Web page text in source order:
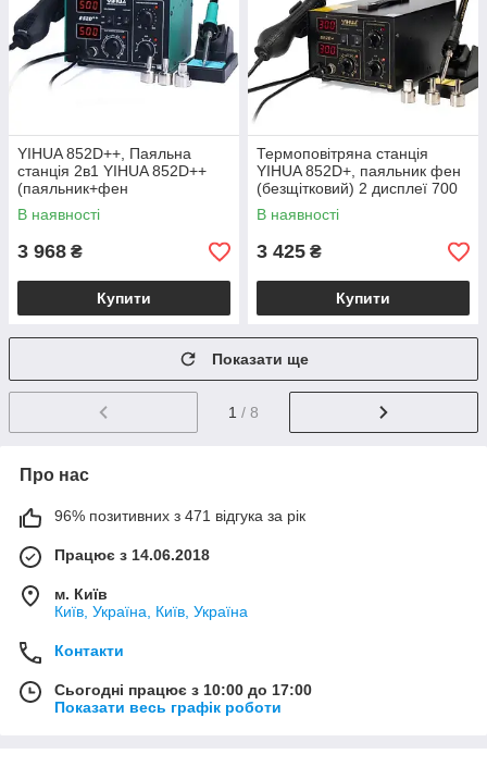
YIHUA 852D++, Паяльна
станція 2в1 YIHUA 852D++
(паяльник+фен
(безщітковий)), 2 дисплея
В наявності
3 968 ₴
Купити
Термоповітряна станція
YIHUA 852D+, паяльник фен
(безщітковий) 2 дисплеї 700
Вт, 100-500 °C, YIHUA 852D+
В наявності
3 425 ₴
Купити
Показати ще
1 / 8
Про нас
96% позитивних з 471 відгука за рік
Працює з 14.06.2018
м. Київ
Київ, Україна, Київ, Україна
Контакти
Сьогодні працює з 10:00 до 17:00
Показати весь графік роботи